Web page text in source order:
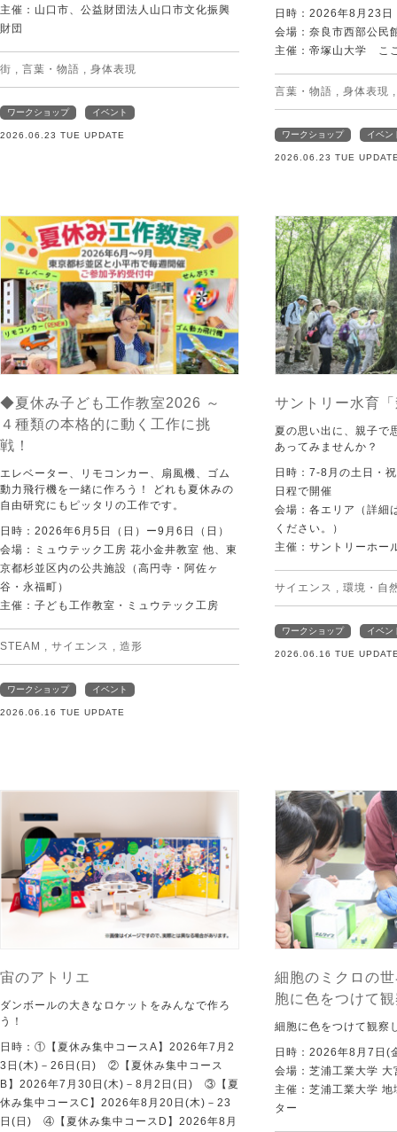
主催：山口市、公益財団法人山口市文化振興
財団
街 言葉・物語 身体表現
ワークショップ イベント
2026.06.23 TUE UPDATE
日時：2026年8月23日
会場：奈良市西部公民
主催：帝塚山大学 こ
言葉・物語 身体表現
ワークショップ イベン
2026.06.23 TUE
◆夏休み子ども工作教室2026 ～
４種類の本格的に動く工作に挑
戦！
エレベーター、リモコンカー、扇風機、ゴム
動力飛行機を一緒に作ろう！ どれも夏休みの
自由研究にもピッタリの工作です。
日時：2026年6月5日（日）ー9月6日（日）
会場：ミュウテック工房 花小金井教室 他、東
京都杉並区内の公共施設（高円寺・阿佐ヶ
谷・永福町）
主催：子ども工作教室・ミュウテック工房
STEAM サイエンス 造形
ワークショップ イベント
2026.06.16 TUE UPDATE
サントリー水育
夏の思い出に、親子で
あってみませんか？
日時：7-8月の土日・
日程で開催
会場：各エリア（詳細
ください。）
主催：サントリーホー
サイエンス 環境・自
ワークショップ イベン
2026.06.16 TUE
宙のアトリエ
ダンボールの大きなロケットをみんなで作ろ
う！
日時：①【夏休み集中コースA】2026年7月2
3日(木)－26日(日) ②【夏休み集中コース
B】2026年7月30日(木)－8月2日(日) ③【夏
休み集中コースC】2026年8月20日(木)－23
日(日) ④【夏休み集中コースD】2026年8月
細胞のミクロの
胞に色をつけて
細胞に色をつけて観察
日時：2026年8月7日(
会場：芝浦工業大学 大
主催：芝浦工業大学
ター